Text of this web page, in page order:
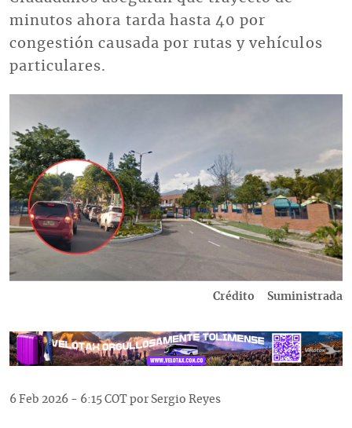
minutos ahora tarda hasta 40 por
congestión causada por rutas y vehículos
particulares.
Crédito Suministrada
6 Feb 2026 - 6:15 COT por Sergio Reyes